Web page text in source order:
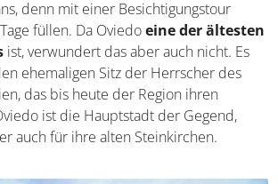
denn mit einer Besichtigungstour
füllen. Da Oviedoeine der ältesten
ist, verwundert das aber auch nicht. Es
ehemaligen Sitz der Herrscher des
das bis heute der Region ihren
ist die Hauptstadt der Gegend,
auch für ihre alten Steinkirchen.